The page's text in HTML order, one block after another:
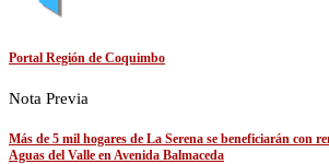
Portal Región de Coquimbo
Nota Previa
Más de 5 mil hogares de La Serena se beneficiarán con
Aguas del Valle en Avenida Balmaceda